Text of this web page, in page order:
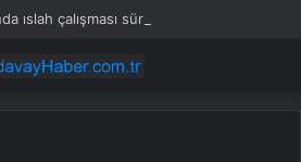
ıslah çalışması sürüyor